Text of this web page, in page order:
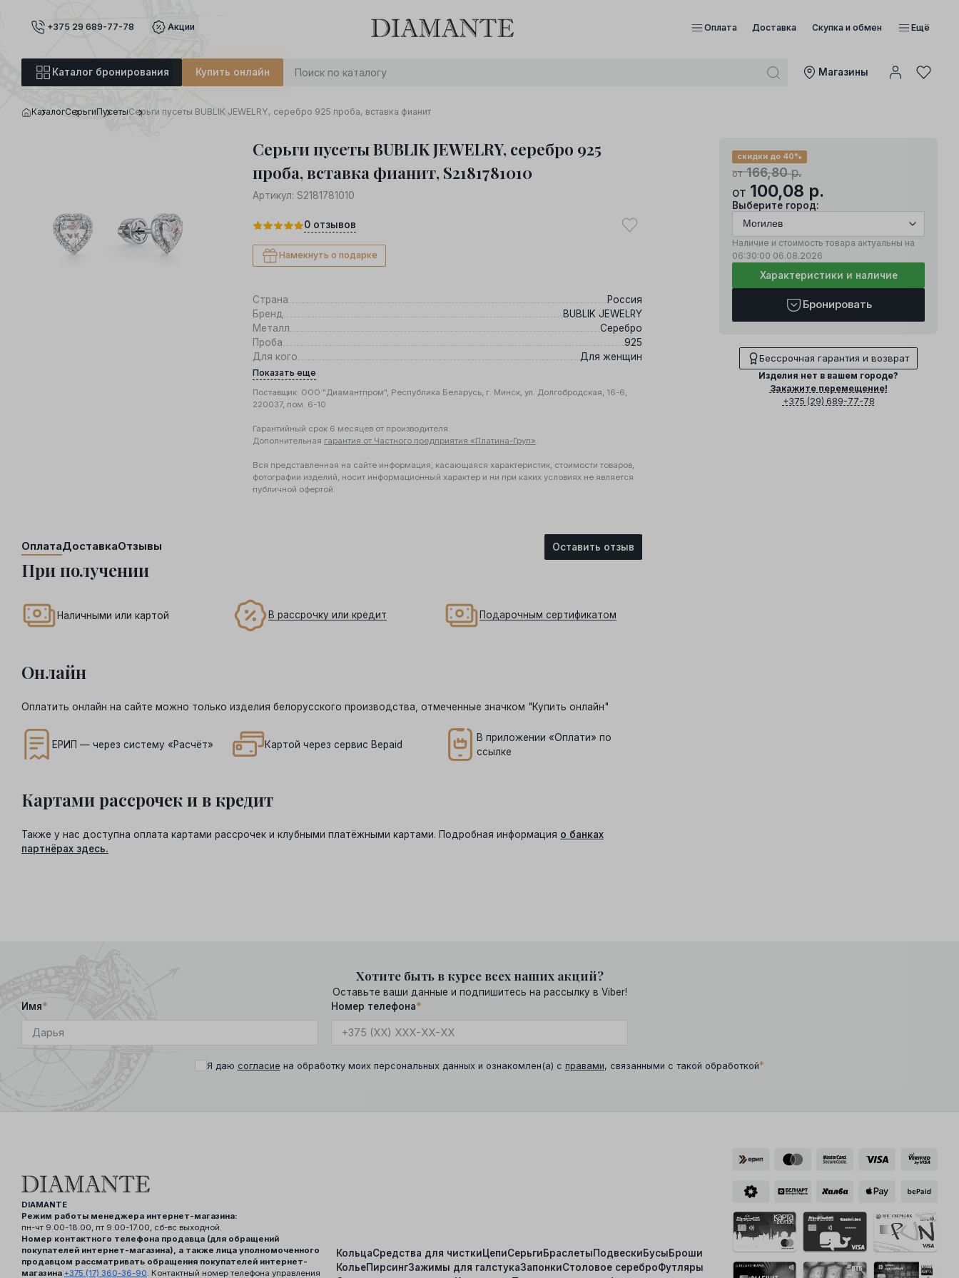
+375 29 689-77-78 Акции Оплата Доставка Скупка и обмен Ещё
Каталог бронирования Купить онлайн Mагазины
0 : 0 0
КаталогСерьгиПусетыСерьги пусеты BUBLIK JEWELRY, серебро 925 проба, вставка фианит
Серьги пусеты BUBLIK JEWELRY, серебро 925
проба, вставка фианит, S2181781010
Артикул: S2181781010
0 отзывов
Намекнуть о подарке
от166,80р.
скидки до 40%
от 100,08 р.
Выберите город:
Наличие и стоимость товара актуальны на
06:30:00 06.08.2026
Характеристики и наличие
Бронировать
Бессрочная гарантия и возврат
Изделия нет в вашем городе?
Закажите перемещение!
+375 (29) 689-77-78
Страна
Россия
Бренд
BUBLIK JEWELRY
Металл
Серебро
Проба
925
Для кого
Для женщин
Показать еще
Поставщик: ООО "Диамантпром", Республика Беларусь, г. Минск, ул. Долгобродская, 16-6,
220037, пом. 6-10
Гарантийный срок 6 месяцев от производителя.
Дополнительная гарантия от Частного предприятия «Платина-Груп».
Вся представленная на сайте информация, касающаяся характеристик, стоимости товаров,
фотографии изделий, носит информационный характер и ни при каких условиях не является
публичной офертой.
Оплата
При получении
Наличными или картой В рассрочку или кредит Подарочным сертификатом
Онлайн
Оплатить онлайн на сайте можно только изделия белорусского производства, отмеченные значком "Купить онлайн"
ЕРИП — через систему «Расчёт» Картой через сервис Bepaid
В приложении «Оплати» по
ссылке
Картами рассрочек и в кредит
Также у нас доступна оплата картами рассрочек и клубными платёжными картами. Подробная информация о банках
партнёрах здесь.
ДоставкаОтзывы Оставить отзыв
Хотите быть в курсе всех наших акций?
Оставьте ваши данные и подпишитесь на рассылку в Viber!
Имя* Номер телефона*
Я даю согласие на обработку моих персональных данных и ознакомлен(а) с правами, связанными с такой обработкой*
DIAMANTE
Режим работы менеджера интернет-магазина:
пн-чт 9.00-18.00, пт 9.00-17.00, сб-вс выходной.
Номер контактного телефона продавца (для обращений
покупателей интернет-магазина), а также лица уполномоченного
продавцом рассматривать обращения покупателей интернет-
магазина:+375 (17) 360-36-90 . Контактный номер телефона управления
КольцаСредства для чисткиЦепиСерьгиБраслетыПодвескиБусыБроши
КольеПирсингЗажимы для галстукаЗапонкиСтоловое сереброФутляры